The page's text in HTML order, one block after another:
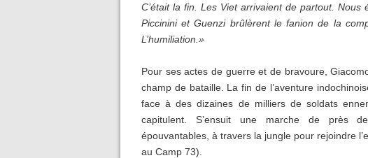
C’était la fin. Les Viet arrivaient de partout. Nous
Piccinini et Guenzi brûlèrent le fanion de la
L’humiliation.»
Pour ses actes de guerre et de bravoure,
champ de bataille. La fin de l’aventure
face à des dizaines de milliers de soldats
capitulent. S’ensuit une marche de près
épouvantables, à travers la jungle pour rejoindre
au Camp 73).